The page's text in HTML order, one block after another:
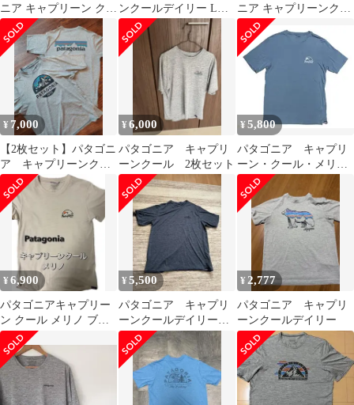
ニア キャプリーン クー
ル デイリー グラフィッ
ク XL
ンクールデイリー L
FCPX パープル 45355
ニア キャプリーンクー
ル デイリー
¥ 7,000
【2枚セット】パタゴニ
ア キャプリーンクー
ル デイリー
¥6,000
パタゴニア キャプリ
ーンクール 2枚セット
¥5,800
パタゴニア キャプリ
ーン・クール・メリ
ノ・ブレンド・グラフ
ィック・シャツ M
¥6,900
パタゴニアキャプリー
ン クール メリノ ブレ
ンド グラフィック 【新
品同様】
¥5,500
パタゴニア キャプリ
ーンクールデイリー
グラフィック 美中古
品
¥2,777
パタゴニア キャプリ
ーンクールデイリー